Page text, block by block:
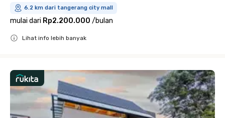
6.2 km dari tangerang city mall
mulai dari Rp2.200.000 /bulan
Lihat info lebih banyak